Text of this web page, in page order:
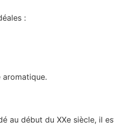
:
au début du XXe siècle, il